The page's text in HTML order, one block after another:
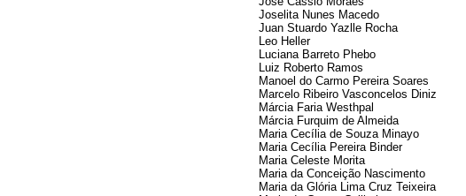
Joselita Nunes Macedo
Juan Stuardo Yazlle Rocha
Leo Heller
Luciana Barreto Phebo
Luiz Roberto Ramos
Manoel do Carmo Pereira Soares
Marcelo Ribeiro Vasconcelos Diniz
Márcia Faria Westhpal
Márcia Furquim de Almeida
Maria Cecília de Souza Minayo
Maria Cecília Pereira Binder
Maria Celeste Morita
Maria da Conceição Nascimento
Maria da Glória Lima Cruz Teixeira